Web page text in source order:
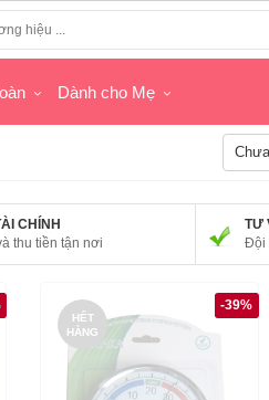
Dành cho Mẹ
CHÍNH
thu tiền tận nơi
TƯ
Đội
HẾT
HÀNG
-39%